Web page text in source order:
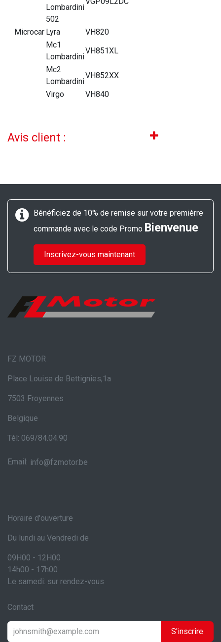
Lombardini
502
Microcar Lyra
VH820
Mc1
Lombardini
VH851XL
Mc2
Lombardini
VH852XX
Virgo
VH840
Avis client :
Bénéficiez de 10% de remise sur votre premièrre
commande avec le code Promo Bienvenue
Inscrivez-vous maintenant
FZ MOTOR
Place Louise de Bettignies,1a
7503 Froyennes
Belgique
Tél: 069/84.04.90
Email: info@fzmotor.be
Horaire d'ouverture
Du lundi au Vendredi de
09H00 - 12H00
14h00 - 17h00
Le samedi: sur rendez-vous
Contact
S'inscrire